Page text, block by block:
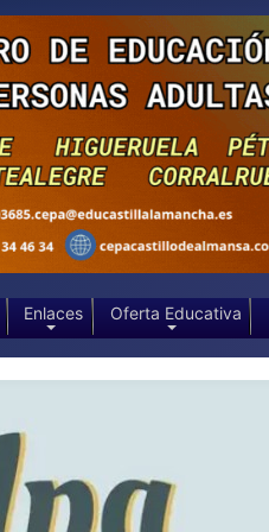
Enlaces Oferta Educativa